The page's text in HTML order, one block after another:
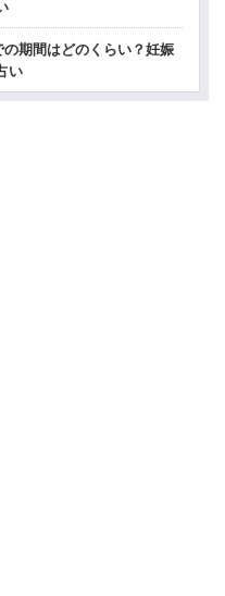
期間はどのくらい？妊娠
い